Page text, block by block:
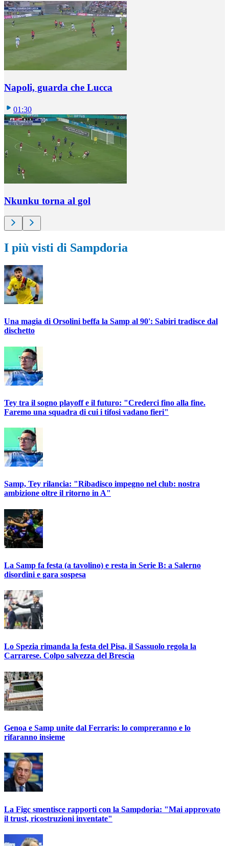
Napoli, guarda che Lucca
01:30
Nkunku torna al gol
I più visti di Sampdoria
Una magia di Orsolini beffa la Samp al 90': Sabiri tradisce dal
dischetto
Tey tra il sogno playoff e il futuro: "Crederci fino alla fine.
Faremo una squadra di cui i tifosi vadano fieri"
Samp, Tey rilancia: "Ribadisco impegno nel club: nostra
ambizione oltre il ritorno in A"
La Samp fa festa (a tavolino) e resta in Serie B: a Salerno
disordini e gara sospesa
Lo Spezia rimanda la festa del Pisa, il Sassuolo regola la
Carrarese. Colpo salvezza del Brescia
Genoa e Samp unite dal Ferraris: lo compreranno e lo
rifaranno insieme
La Figc smentisce rapporti con la Sampdoria: "Mai approvato
il trust, ricostruzioni inventate"